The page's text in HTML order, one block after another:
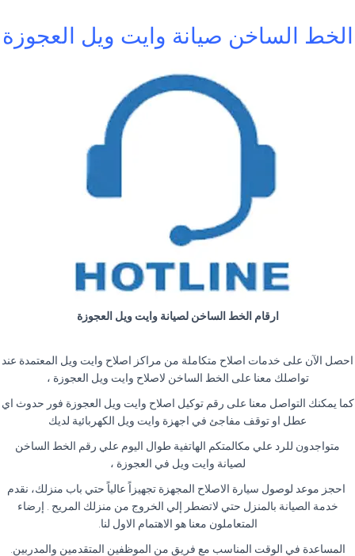
الخط الساخن صيانة وايت ويل العجوزة
ارقام الخط الساخن لصيانة وايت ويل العجوزة
احصل الآن على خدمات اصلاح متكاملة من مراكز اصلاح وايت ويل المعتمدة عند
تواصلك معنا على الخط الساخن لاصلاح وايت ويل العجوزة ،
كما يمكنك التواصل معنا على رقم توكيل اصلاح وايت ويل العجوزة فور حدوث اي
عطل او توقف مفاجئ في اجهزة وايت ويل الكهربائية لديك
متواجدون للرد علي مكالمتكم الهاتفية طوال اليوم علي رقم الخط الساخن
لصيانة وايت ويل في العجوزة ،
احجز موعد لوصول سيارة الاصلاح المجهزة تجهيزاً عالياً حتي باب منزلك، نقدم
خدمة الصيانة بالمنزل حتي لاتضطر إلي الخروج من منزلك المريح . إرضاء
المتعاملون معنا هو الاهتمام الاول لنا.
المساعدة في الوقت المناسب مع فريق من الموظفين المتقدمين والمدربين.